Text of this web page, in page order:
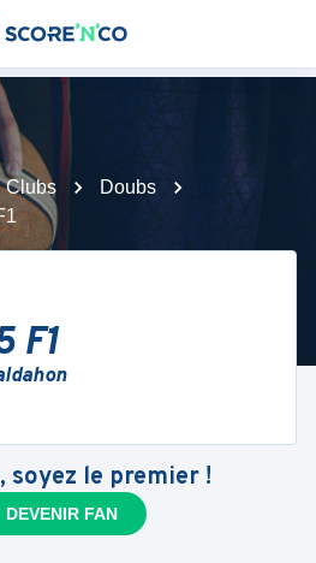
Clubs
Doubs
F1
soyez le premier !
DEVENIR FAN